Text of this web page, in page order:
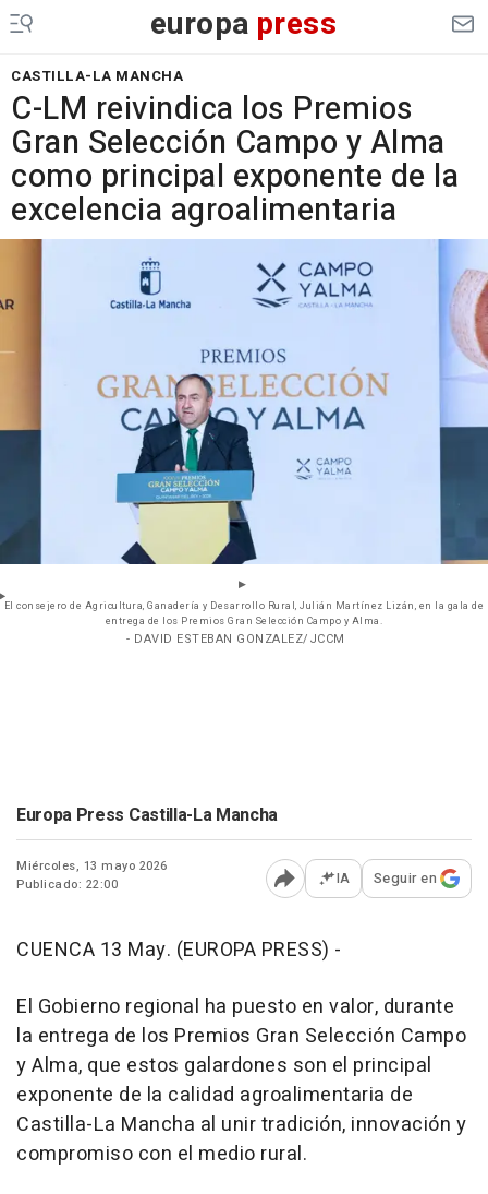
europa press
CASTILLA-LA MANCHA
C-LM reivindica los Premios
Gran Selección Campo y Alma
como principal exponente de la
excelencia agroalimentaria
El consejero de Agricultura, Ganadería y Desarrollo Rural, Julián Martínez Lizán, en la gala de
entrega de los Premios Gran Selección Campo y Alma.
- DAVID ESTEBAN GONZALEZ/JCCM
Europa Press Castilla-La Mancha
Miércoles, 13 mayo 2026
Publicado: 22:00
Abrir opciones para
IA Seguir en
CUENCA 13 May. (EUROPA PRESS) -
El Gobierno regional ha puesto en valor, durante
la entrega de los Premios Gran Selección Campo
y Alma, que estos galardones son el principal
exponente de la calidad agroalimentaria de
Castilla-La Mancha al unir tradición, innovación y
compromiso con el medio rural.